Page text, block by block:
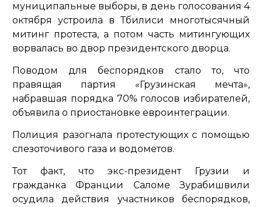
муниципальные выборы, в день голосования 4
октября устроила в Тбилиси многотысячный
митинг протеста, а потом часть митингующих
ворвалась во двор президентского дворца.
Поводом для беспорядков стало то, что
правящая партия «Грузинская мечта»,
набравшая порядка 70% голосов избирателей,
объявила о приостановке евроинтеграции.
Полиция разогнала протестующих с помощью
слезоточивого газа и водометов.
Тот факт, что экс-президент Грузии и
гражданка Франции Саломе Зурабишвили
осудила действия участников беспорядков,